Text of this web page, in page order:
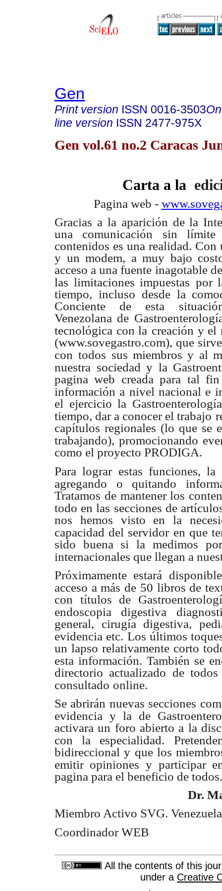
Gen
Print version ISSN 0016-3503
line version ISSN 2477-975X
Gen vol.61 no.2 Caracas
Carta a la
Pagina web -
Gracias a la aparición de la
una comunicación sin
contenidos es una realidad. Con
y un modem, a muy bajo
acceso a una fuente inagotable
las limitaciones impuestas por
tiempo, incluso desde la
Conciente de esta
Venezolana de
tecnológica con la creación y el
(www.sovegastro.com), que
con todos sus miembros y al
nuestra sociedad y la
pagina web creada para tal
información a nivel nacional e
el ejercicio la
tiempo, dar a conocer el trabajo
capítulos regionales (lo que se
trabajando), promocionando
como el proyecto PRODIGA.
Para lograr estas funciones,
agregando o quitando
Tratamos de mantener los
todo en las secciones de
nos hemos visto en la
capacidad del servidor en que
sido buena si la medimos
internacionales que llegan a
Próximamente estará
acceso a más de 50 libros de
con títulos de
endoscopia digestiva
general, cirugía digestiva,
evidencia etc. Los últimos
un lapso relativamente corto
esta información. También se
directorio actualizado de
consultado online.
Se abrirán nuevas secciones
evidencia y la de
activara un foro abierto a la
con la especialidad.
bidireccional y que los
emitir opiniones y participar
pagina para el beneficio de todos.
Dr.
Miembro Activo SVG.
Coordinador WEB
All the contents of this
under a Creative